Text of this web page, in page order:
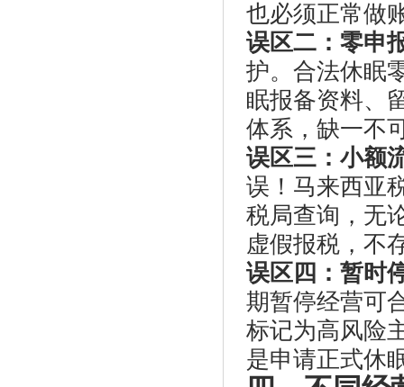
也必须正常做
误区二：零申
护。合法休眠
眠报备资料、
体系，缺一不
误区三：小额
误！马来西亚
税局查询，无
虚假报税，不
误区四：暂时
期暂停经营可
标记为高风险
是申请正式休